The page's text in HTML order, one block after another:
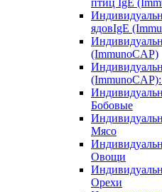
птиц IgE
ядовIgE
(ImmunoCAP)
Бобовые
Мясо
Овощи
Орехи